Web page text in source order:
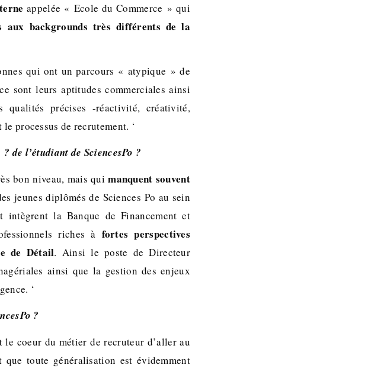
appelée « Ecole du Commerce » qui
aux backgrounds très différents de la
qui ont un parcours « atypique » de
sont leurs aptitudes commerciales ainsi
qualités précises -réactivité, créativité,
processus de recrutement. ‘
de l’étudiant de SciencesPo ?
bon niveau, mais quimanquent souvent
jeunes diplômés de Sciences Po au sein
la Banque de Financement et
riches à fortes perspectives
de Détail. Ainsi le poste de Directeur
ainsi que la gestion des enjeux
‘
?
le coeur du métier de recruteur d’aller au
toute généralisation est évidemment